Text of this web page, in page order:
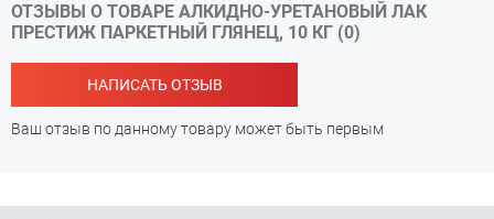
ОТЗЫВЫ О ТОВАРЕ АЛКИДНО-УРЕТАНОВЫЙ ЛАК
ПРЕСТИЖ ПАРКЕТНЫЙ ГЛЯНЕЦ, 10 КГ (0)
НАПИСАТЬ ОТЗЫВ
Ваш отзыв по данному товару может быть первым